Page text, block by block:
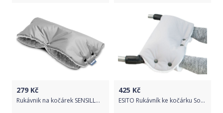
279 Kč
Rukávnik na kočárek SENSILLO, na obe ruky, barva šedá
425 Kč
ESITO Rukávník ke kočárku Softshell, Barva šedá / bílá, Velikost 45 x 53 cm